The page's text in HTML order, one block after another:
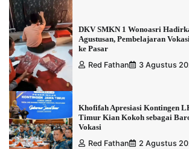
DKV SMKN 1 Wonoasri
Agustusan, Pembelajaran
ke Pasar
Red Fathan
3 Agustus
Khofifah Apresiasi Kontingen
Timur Kian Kokoh sebagai
Vokasi
Red Fathan
2 Agustus